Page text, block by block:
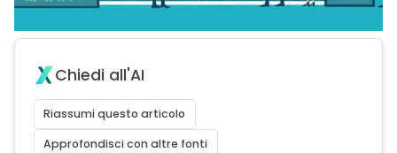
Chiedi all'AI
Riassumi questo articolo
Approfondisci con altre fonti